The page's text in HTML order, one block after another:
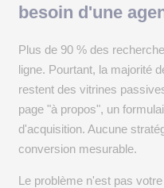
besoin d'une
Plus de 90 % des
ligne. Pourtant, la majorité
restent des vitrines
page "à propos", un
d'acquisition. Aucune
conversion mesurable.
Le problème n'est pas